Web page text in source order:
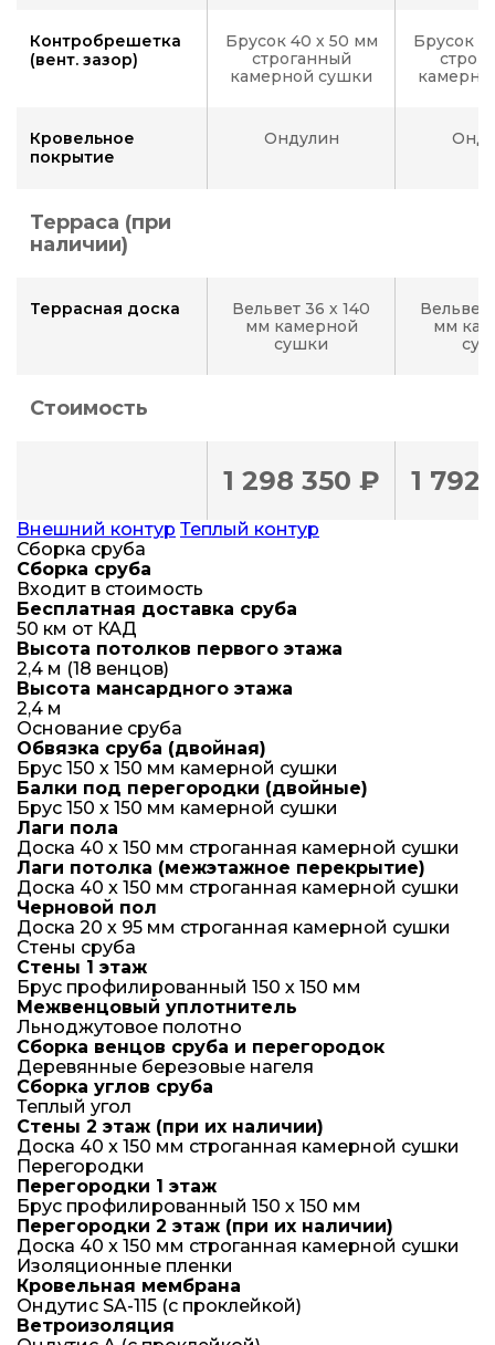
Контробрешетка
(вент. зазор)
Брусок 40 х 50 мм
строганный
камерной сушки
Брусок
Кровельное
покрытие
Ондулин
Терраса (при
наличии)
Террасная доска
Вельвет 36 х 140
мм камерной
сушки
Вельвет
мм
Стоимость
1 298 350 ₽ 1 792
Внешний контур Теплый контур
Сборка сруба
Сборка сруба
Входит в стоимость
Бесплатная доставка сруба
50 км от КАД
Высота потолков первого этажа
2,4 м (18 венцов)
Высота мансардного этажа
2,4 м
Основание сруба
Обвязка сруба (двойная)
Брус 150 х 150 мм камерной сушки
Балки под перегородки (двойные)
Брус 150 х 150 мм камерной сушки
Лаги пола
Доска 40 x 150 мм строганная камерной сушки
Лаги потолка (межэтажное перекрытие)
Доска 40 x 150 мм строганная камерной сушки
Черновой пол
Доска 20 х 95 мм строганная камерной сушки
Стены сруба
Стены 1 этаж
Брус профилированный 150 х 150 мм
Межвенцовый уплотнитель
Льноджутовое полотно
Сборка венцов сруба и перегородок
Деревянные березовые нагеля
Сборка углов сруба
Теплый угол
Стены 2 этаж (при их наличии)
Доска 40 x 150 мм строганная камерной сушки
Перегородки
Перегородки 1 этаж
Брус профилированный 150 х 150 мм
Перегородки 2 этаж (при их наличии)
Доска 40 x 150 мм строганная камерной сушки
Изоляционные пленки
Кровельная мембрана
Ондутис SA-115 (с проклейкой)
Ветроизоляция